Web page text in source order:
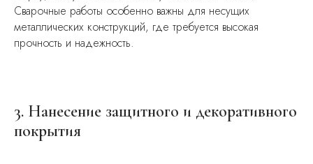
Сварочные работы особенно важны для несущих
металлических конструкций, где требуется высокая
прочность и надежность.
3. Нанесение защитного и декоративного
покрытия